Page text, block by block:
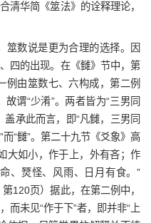
清华简《筮法》的诠释理论，
筮数说是更为合理的选择。因
四的出现。在《雠》节中，第
例由筮数七、六构成，第二例
谓“少淆”。两者皆为“三男同
盖承此而言，即“凡雠，三男同
“雠”。第二十九节《爻象》高
大如小，作于上，外有吝；作
、燹怪、风雨、日月有食。”
120页）据此，在第二例中，
而未见“作于下”者，即并非“上